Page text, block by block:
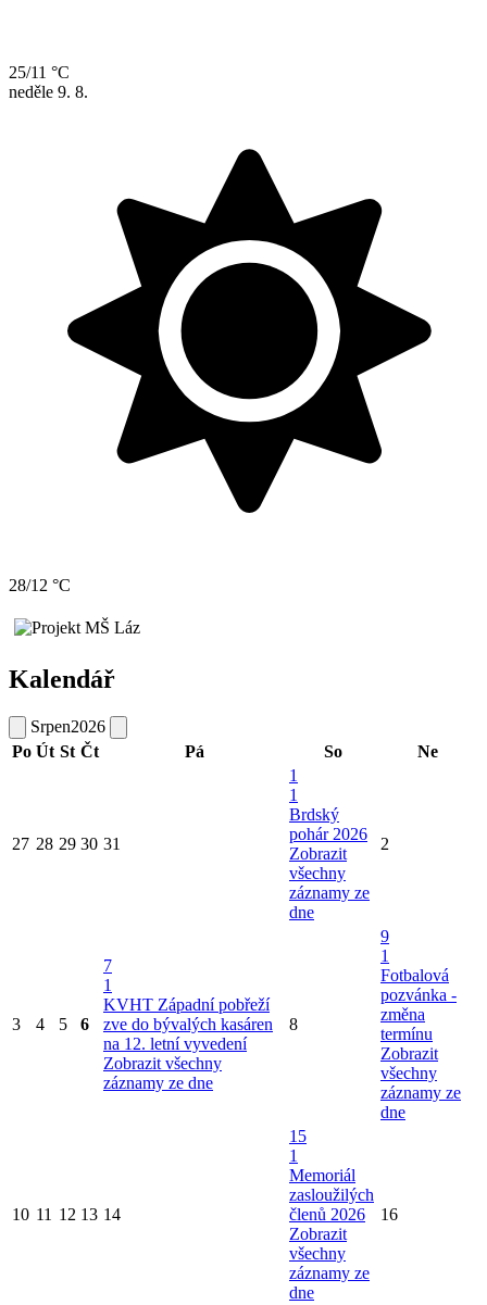
25/11 °C
neděle 9. 8.
28/12 °C
Kalendář
Srpen2026
Po Út St Čt Pá So Ne
27 28 29 30 31
1
1
Brdský
pohár 2026
Zobrazit
všechny
záznamy ze
dne
2
3 4 5 6
7
1
KVHT Západní pobřeží
zve do bývalých kasáren
na 12. letní vyvedení
Zobrazit všechny
záznamy ze dne
8
9
1
Fotbalová
pozvánka -
změna
termínu
Zobrazit
všechny
záznamy ze
dne
10 11 12 13 14
15
1
Memoriál
zasloužilých
členů 2026
Zobrazit
všechny
záznamy ze
dne
16